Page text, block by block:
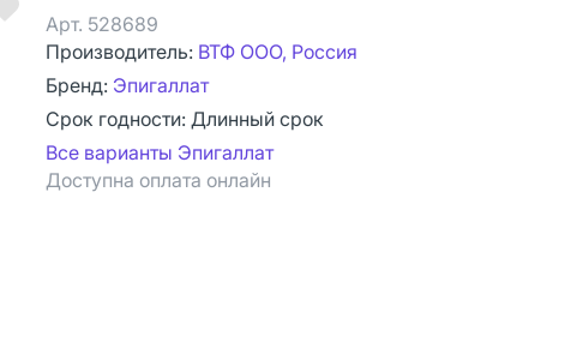
Арт. 528689
Производитель: ВТФ ООО, Россия
Бренд: Эпигаллат
Срок годности: Длинный срок
Все варианты Эпигаллат
Доступна оплата онлайн